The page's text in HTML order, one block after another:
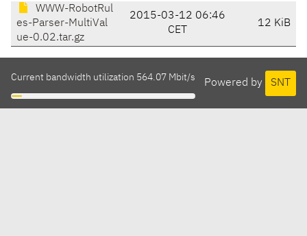
WWW-RobotRul
es-Parser-MultiVal
ue-0.02.tar.gz
2015-03-12 06:46
CET
12 KiB
Powered by SNT
Current bandwidth utilization 564.07 Mbit/s